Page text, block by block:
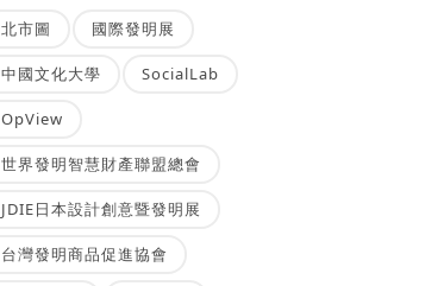
北市圖 國際發明展
中國文化大學 SocialLab
OpView
世界發明智慧財產聯盟總會
JDIE日本設計創意暨發明展
台灣發明商品促進協會